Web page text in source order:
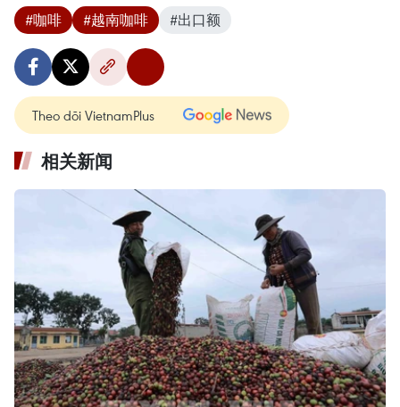
#咖啡 #越南咖啡 #出口额
Theo dõi VietnamPlus
相关新闻